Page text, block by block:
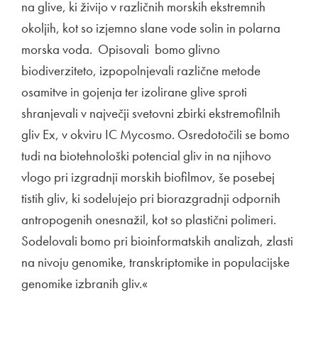
na glive, ki živijo v različnih morskih ekstremnih
okoljih, kot so izjemno slane vode solin in polarna
morska voda. Opisovali bomo glivno
biodiverziteto, izpopolnjevali različne metode
osamitve in gojenja ter izolirane glive sproti
shranjevali v največji svetovni zbirki ekstremofilnih
gliv Ex, v okviru IC Mycosmo. Osredotočili se bomo
tudi na biotehnološki potencial gliv in na njihovo
vlogo pri izgradnji morskih biofilmov, še posebej
tistih gliv, ki sodelujejo pri biorazgradnji odpornih
antropogenih onesnažil, kot so plastični polimeri.
Sodelovali bomo pri bioinformatskih analizah, zlasti
na nivoju genomike, transkriptomike in populacijske
genomike izbranih gliv.«